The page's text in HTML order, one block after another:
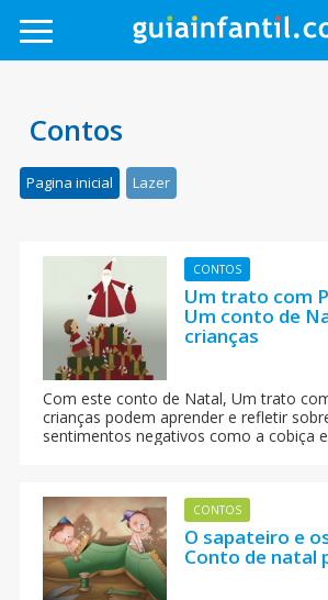
Contos
Pagina inicial Lazer
CONTOS
Um trato com
Um conto de
crianças
Com este conto de Natal, Um trato
crianças podem aprender e refletir
sentimentos negativos como a cobiça
generosidade.
CONTOS
O sapateiro e
Conto de natal